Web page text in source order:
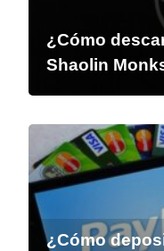
¿Cómo
Shaolin
¿Cómo